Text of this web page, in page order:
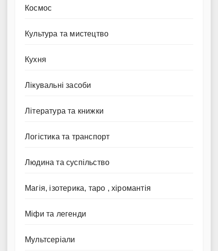
Космос
Культура та мистецтво
Кухня
Лікувальні засоби
Література та книжки
Логістика та транспорт
Людина та суспільство
Магія, ізотерика, таро , хіромантія
Міфи та легенди
Мультсеріали